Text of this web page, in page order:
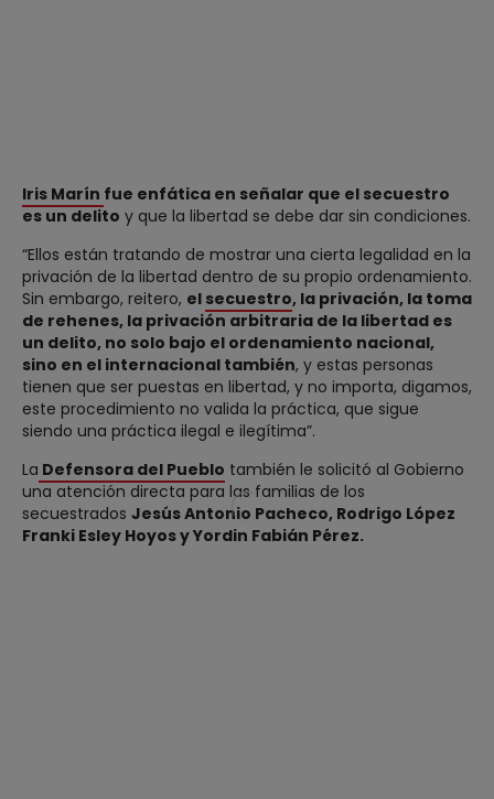
Iris Marín fue enfática en señalar que el secuestro
es un delito y que la libertad se debe dar sin condiciones.
“Ellos están tratando de mostrar una cierta legalidad en la
privación de la libertad dentro de su propio ordenamiento.
Sin embargo, reitero, el secuestro, la privación, la toma
de rehenes, la privación arbitraria de la libertad es
un delito, no solo bajo el ordenamiento nacional,
sino en el internacional también, y estas personas
tienen que ser puestas en libertad, y no importa, digamos,
este procedimiento no valida la práctica, que sigue
siendo una práctica ilegal e ilegítima”.
La Defensora del Pueblo también le solicitó al Gobierno
una atención directa para las familias de los
secuestrados Jesús Antonio Pacheco, Rodrigo López
Franki Esley Hoyos y Yordin Fabián Pérez.